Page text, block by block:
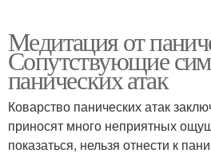
Медитация на пустоте
Медитация от
Сопутствующие
панических атак
Коварство панических атак
приносят много неприятных
показаться, нельзя отнести к